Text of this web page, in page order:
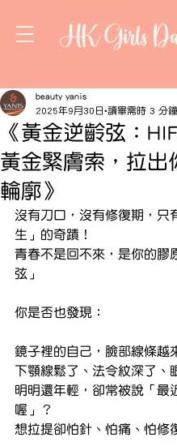
HK Girls
《黃金逆齡弦：
黃金緊膚索，拉出
輪廓》
beauty yanis
2025年9月30日 讀畢需時 3 分鐘
沒有刀口，沒有修復期，只
生」的奇蹟！
青春不是回不來，是你的膠
弦」
你是否也發現：
鏡子裡的自己，臉部線條越
下顎線鬆了、法令紋深了、
明明還年輕，卻常被說「最
喔」？
想拉提卻怕針、怕痛、怕修